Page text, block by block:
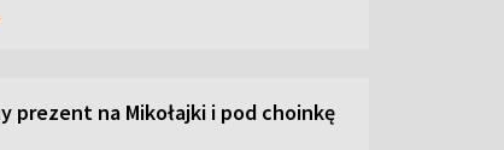
prezent na Mikołajki i pod choinkę